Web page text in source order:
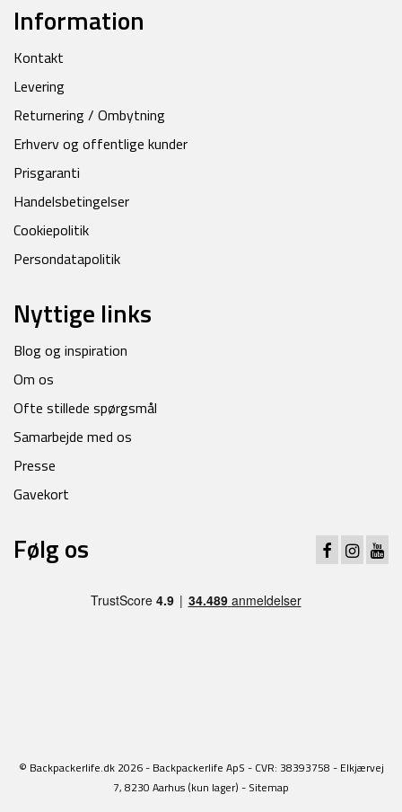
Information
Kontakt
Levering
Returnering / Ombytning
Erhverv og offentlige kunder
Prisgaranti
Handelsbetingelser
Cookiepolitik
Persondatapolitik
Nyttige links
Blog og inspiration
Om os
Ofte stillede spørgsmål
Samarbejde med os
Presse
Gavekort
Følg os
© Backpackerlife.dk 2026 - Backpackerlife ApS - CVR: 38393758 - Elkjærvej
7, 8230 Aarhus (kun lager) - Sitemap